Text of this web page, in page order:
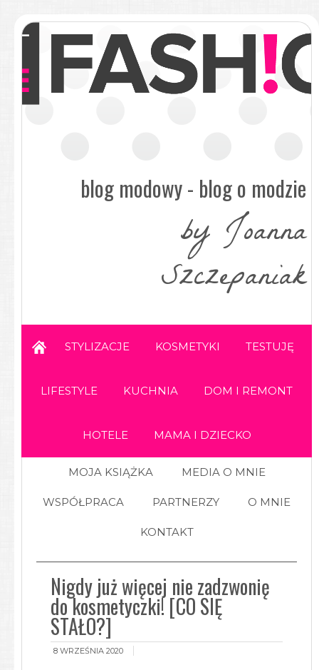
blog modowy - blog o modzie
by Joanna
Szczepaniak
STYLIZACJE KOSMETYKI TESTUJĘ
LIFESTYLE KUCHNIA DOM I REMONT
HOTELE MAMA I DZIECKO
MOJA KSIĄŻKA MEDIA O MNIE
WSPÓŁPRACA PARTNERZY O MNIE
KONTAKT
Nigdy już więcej nie zadzwonię
do kosmetyczki! [CO SIĘ
STAŁO?]
8 WRZEŚNIA 2020